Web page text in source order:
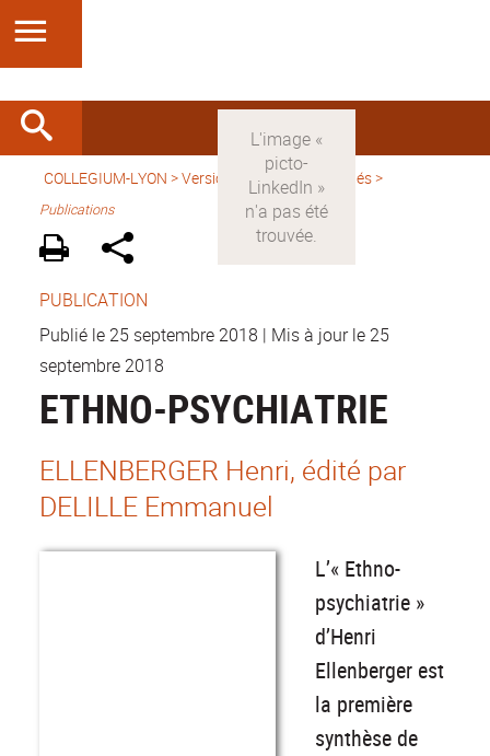
COLLEGIUM-LYON >Version française> Activités>
Publications
PUBLICATION
Publié le 25 septembre 2018 | Mis à jour le 25
septembre 2018
ETHNO-PSYCHIATRIE
ELLENBERGER Henri, édité par
DELILLE Emmanuel
L’« Ethno-
psychiatrie »
d’Henri
Ellenberger est
la première
synthèse de